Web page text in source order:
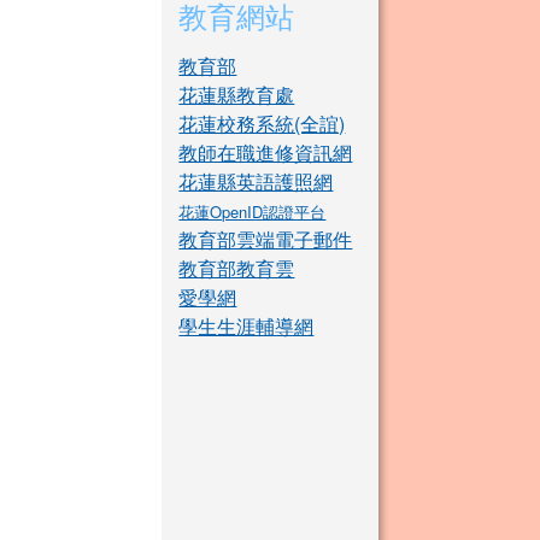
教育網站
教育部
花蓮縣教育處
花蓮校務系統(全誼)
教師在職進修資訊網
花蓮縣英語護照網
花蓮OpenID認證平台
教育部雲端電子郵件
教育部教育雲
愛學網
學生生涯輔導網